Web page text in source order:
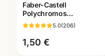
Faber-Castell
Polychromos
Künstlerfarbstifte ·
Einzelstift alle Farben ·
Mannheim
5.0(206)
1,50 €